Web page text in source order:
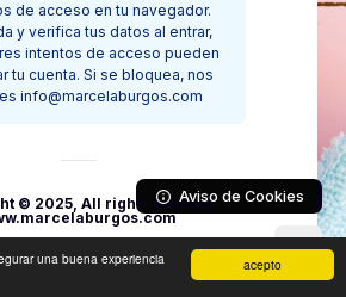
acepto
una buena experiencia
de acceso en tu navegador.
y verifica tus datos al entrar,
intentos de acceso pueden
tu cuenta. Si se bloquea, nos
info@marcelaburgos.com
© 2025, All right reserved.Aviso de Cookies